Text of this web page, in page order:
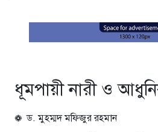
ধূমপায়ী নারী ও
ড. মুহম্মদ মফিজুর রহমান